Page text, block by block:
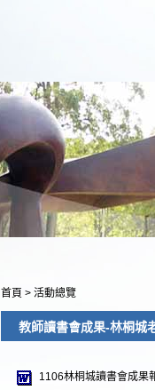
首頁 > 活動總覽
教師讀書會成果-林桐城
1106林桐城讀書會成果